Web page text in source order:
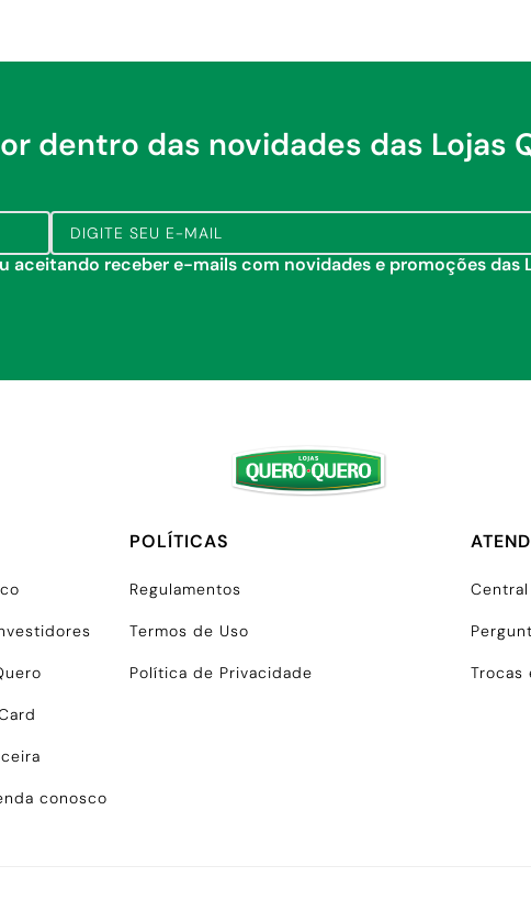
dentro das novidades das Lojas
aceitando receber e-mails com novidades e promoções das
conosco
POLÍTICAS
Regulamentos
Termos de Uso
Política de Privacidade Trocas